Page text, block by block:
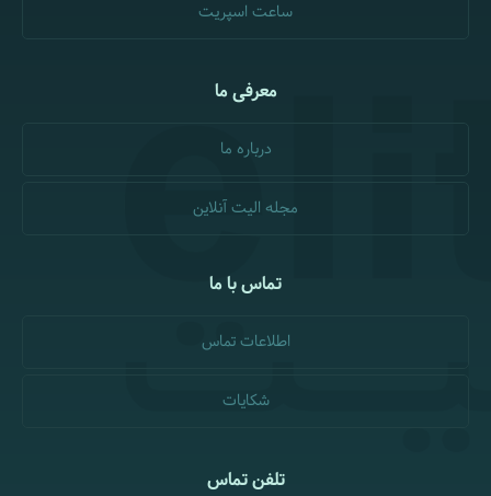
ساعت اسپریت
معرفی ما
درباره ما
مجله الیت آنلاین
تماس با ما
اطلاعات تماس
شکایات
تلفن تماس